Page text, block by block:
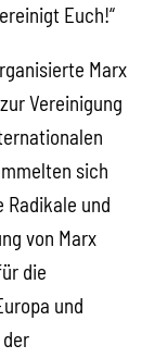
Euch!“
Marx
Vereinigung
sich
und
von Marx
die
und